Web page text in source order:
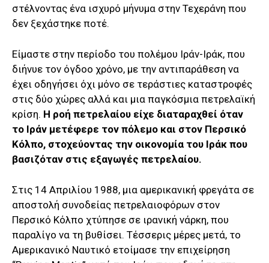
στέλνοντας ένα ισχυρό μήνυμα στην Τεχεράνη που
δεν ξεχάστηκε ποτέ.
Είμαστε στην περίοδο του πολέμου Ιράν-Ιράκ, που
διήνυε τον όγδοο χρόνο, με την αντιπαράθεση να
έχει οδηγήσει όχι μόνο σε τεράστιες καταστροφές
στις δύο χώρες αλλά και μια παγκόσμια πετρελαϊκή
κρίση. Η ροή πετρελαίου είχε διαταραχθεί όταν
το Ιράν μετέφερε τον πόλεμο και στον Περσικό
Κόλπο, στοχεύοντας την οικονομία του Ιράκ που
βασιζόταν στις εξαγωγές πετρελαίου.
Στις 14 Απριλίου 1988, μια αμερικανική φρεγάτα σε
αποστολή συνοδείας πετρελαιοφόρων στον
Περσικό Κόλπο χτύπησε σε ιρανική νάρκη, που
παραλίγο να τη βυθίσει. Τέσσερις μέρες μετά, το
Αμερικανικό Ναυτικό ετοίμασε την επιχείρηση